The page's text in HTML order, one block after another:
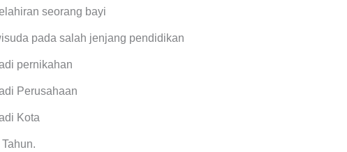
seorang bayi
pada salah jenjang pendidikan
pernikahan
Perusahaan
Kota